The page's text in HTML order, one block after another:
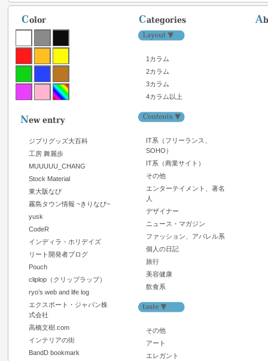
ジブリグッズ大百科
工房 舞麗歩
MUUUUU_CHANG
Stock Material
東大阪なび
霧島タウン情報 ~きりなび~
yusk
CodeR
インディラ・ホリデイズ
リート開発者ブログ
Pouch
cliplop（クリップラップ）
ryo’s web and life log
エクスポート・ジャパン株
式会社
高橋文樹.com
インテリアの街
BandD bookmark
1カラム
2カラム
3カラム
4カラム以上
IT系（フリーランス、
SOHO）
IT系（商業サイト）
その他
エンターテイメント、著名
人
デザイナー
ニュース・マガジン
ファッション、アパレル系
個人の日記
旅行
美容健康
飲食系
その他
アート
エレガント